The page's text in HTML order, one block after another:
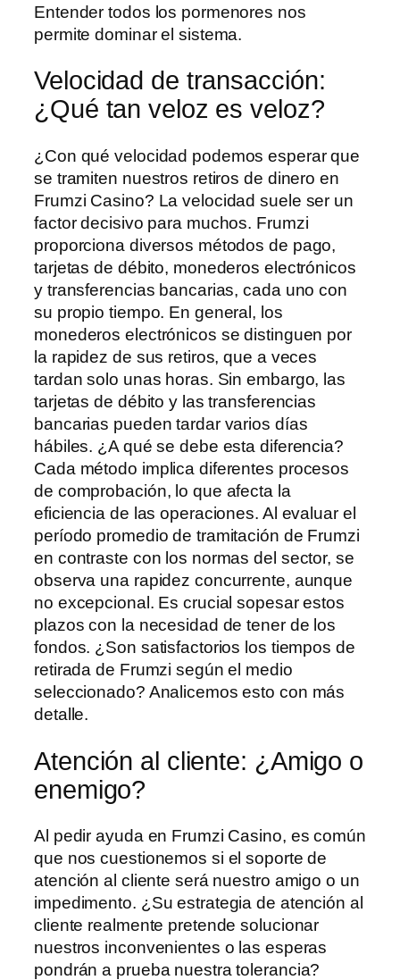
Entender todos los pormenores nos
permite dominar el sistema.
Velocidad de transacción:
¿Qué tan veloz es veloz?
¿Con qué velocidad podemos esperar que
se tramiten nuestros retiros de dinero en
Frumzi Casino? La velocidad suele ser un
factor decisivo para muchos. Frumzi
proporciona diversos métodos de pago,
tarjetas de débito, monederos electrónicos
y transferencias bancarias, cada uno con
su propio tiempo. En general, los
monederos electrónicos se distinguen por
la rapidez de sus retiros, que a veces
tardan solo unas horas. Sin embargo, las
tarjetas de débito y las transferencias
bancarias pueden tardar varios días
hábiles. ¿A qué se debe esta diferencia?
Cada método implica diferentes procesos
de comprobación, lo que afecta la
eficiencia de las operaciones. Al evaluar el
período promedio de tramitación de Frumzi
en contraste con los normas del sector, se
observa una rapidez concurrente, aunque
no excepcional. Es crucial sopesar estos
plazos con la necesidad de tener de los
fondos. ¿Son satisfactorios los tiempos de
retirada de Frumzi según el medio
seleccionado? Analicemos esto con más
detalle.
Atención al cliente: ¿Amigo o
enemigo?
Al pedir ayuda en Frumzi Casino, es común
que nos cuestionemos si el soporte de
atención al cliente será nuestro amigo o un
impedimento. ¿Su estrategia de atención al
cliente realmente pretende solucionar
nuestros inconvenientes o las esperas
pondrán a prueba nuestra tolerancia?